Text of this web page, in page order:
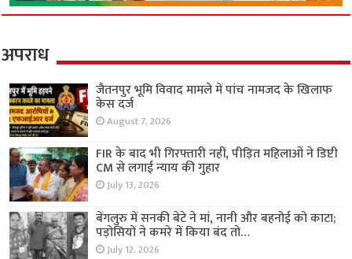
अपराध
जैतनपुर भूमि विवाद मामले में पांच नामजद के खिलाफ
केस दर्ज
August 7, 2026
FIR के बाद भी गिरफ्तारी नहीं, पीड़ित महिलाओं ने डिप्टी
CM से लगाई न्याय की गुहार
July 13, 2026
बेंगलुरु में सनकी बेटे ने मां, नानी और बहनोई को काटा;
पड़ोसियों ने कमरे में किया बंद तो…
July 12, 2026